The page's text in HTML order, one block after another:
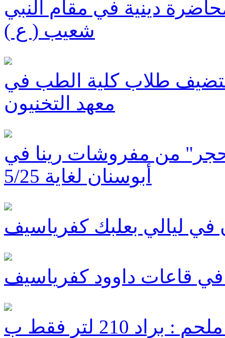
دينية في مقام النبي
شعيب ( ع )
طلاب كلية الطب في
معهد التخنيون
من مفروشات رينا في
أبوسنان لغاية 5/25
في ليالي بعلبك كفرياسيف
في قاعات داوود كفرياسيف
حملة نهاية الأسبوع في سعيد ملحم : براد 210 لتر فقط ب